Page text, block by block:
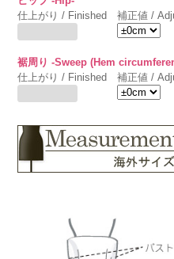
仕上がり / Finished
補正値 /
裾周り -Sweep (Hem
仕上がり / Finished
補正値 /